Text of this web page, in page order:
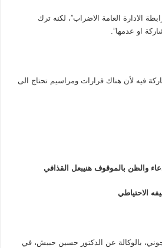
الادارة العامة الاضراب”، لكنه ترك
او عدمها”.
فيه لأن هناك قرارات ومراسيم تحتاج الى
والظن بالموقوف هنيبعل القذافي
الاحتياطي
بالوكالة عن الدكتور حسين حبيش، في